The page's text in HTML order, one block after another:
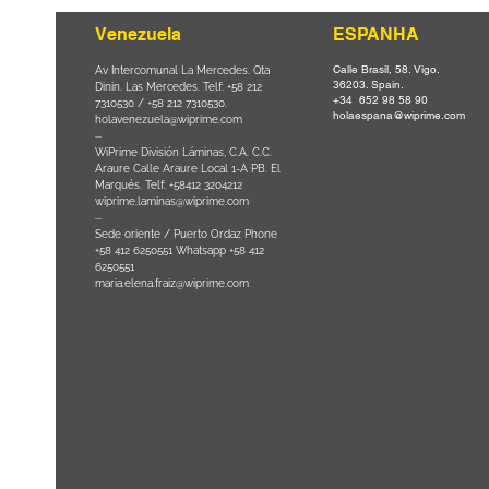
Venezuela
Av Intercomunal La Mercedes. Qta
Dinin. Las Mercedes. Telf: +58 212
7310530 / +58 212 7310530.
holavenezuela@wiprime.com
⏤
WiPrime División Láminas, C.A. C.C.
Araure Calle Araure Local 1-A PB. El
Marqués. Telf: +58412 3204212
wiprime.laminas@wiprime.com
⏤
Sede oriente / Puerto Ordaz Phone
+58 412 6250551 Whatsapp +58 412
6250551
maria.elena.fraiz@wiprime.com
ESPANHA
Calle Brasil, 58. Vigo.
36203. Spain.
+34 652 98 58 90
holaespana@wiprime.com